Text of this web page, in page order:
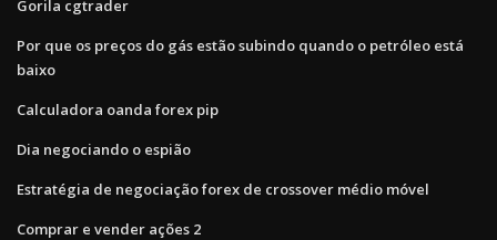
Gorila cgtrader
Por que os preços do gás estão subindo quando o petróleo está
baixo
Calculadora oanda forex pip
Dia negociando o espião
Estratégia de negociação forex de crossover médio móvel
Comprar e vender ações 2